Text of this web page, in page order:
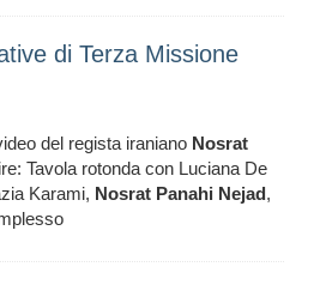
di Terza Missione
del regista iraniano Nosrat
Tavola rotonda con Luciana De
Karami, Nosrat Panahi Nejad,